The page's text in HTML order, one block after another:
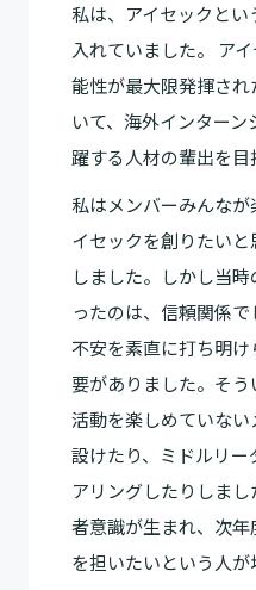
私は、アイセックと
入れていました。 ア
能性が最大限発揮さ
いて、海外インター
躍する人材の輩出を目
私はメンバーみんな
イセックを創りたい
しました。しかし当
ったのは、信頼関係
不安を素直に打ち明
要がありました。そう
活動を楽しめていな
設けたり、ミドルリ
アリングしたりしま
者意識が生まれ、次
を担いたいという人が